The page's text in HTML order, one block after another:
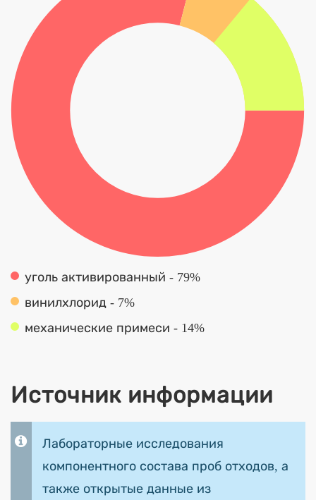
уголь активированный - 79%
винилхлорид - 7%
механические примеси - 14%
Источник информации
Лабораторные исследования
компонентного состава проб отходов, а
также открытые данные из